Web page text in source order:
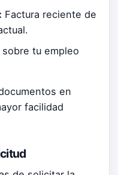
Factura reciente de
sobre tu empleo
en
facilidad